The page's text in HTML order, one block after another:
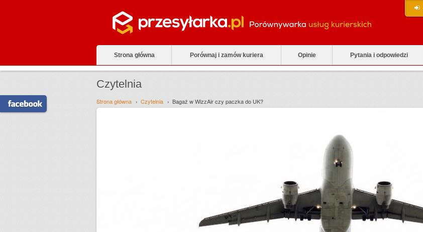
Strona główna Porównaj i zamów kuriera Opinie Pytania i odpowiedzi
Czytelnia
Strona główna Czytelnia Bagaż w WizzAir czy paczka do UK?